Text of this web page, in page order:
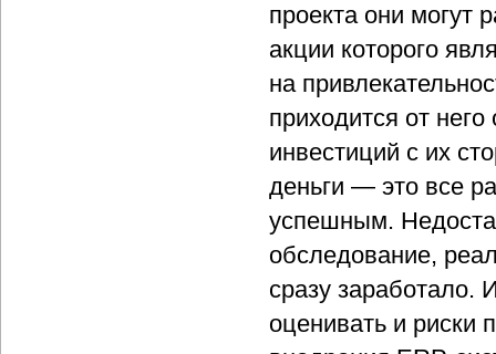
проекта они могут
акции которого
на
приходится от
инвестиций с их
деньги — это все
успешным.
обследование,
сразу заработало.
оценивать и риски